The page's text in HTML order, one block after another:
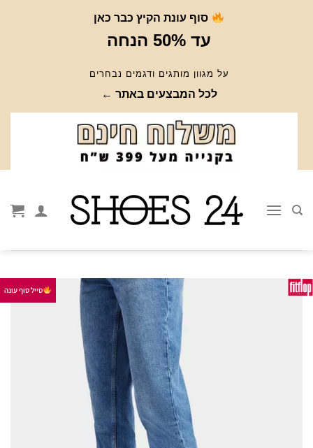
סוף עונת הקיץ כבר כאן
עד 50% הנחה
על מגוון מותגים ודגמים נבחרים
לכל המבצעים באתר ←
סייל סוף עונה